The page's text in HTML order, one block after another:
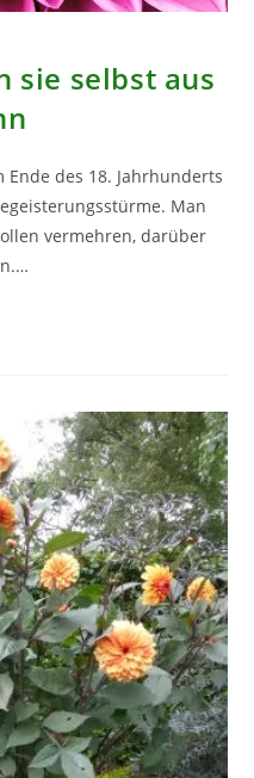
sie selbst aus
des 18. Jahrhunderts
Man
vermehren, darüber